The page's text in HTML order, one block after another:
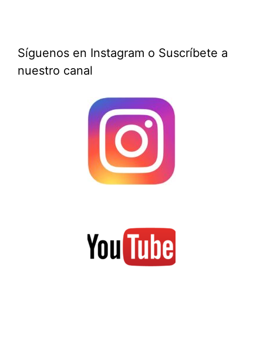
Síguenos en Instagram o Suscríbete a
nuestro canal